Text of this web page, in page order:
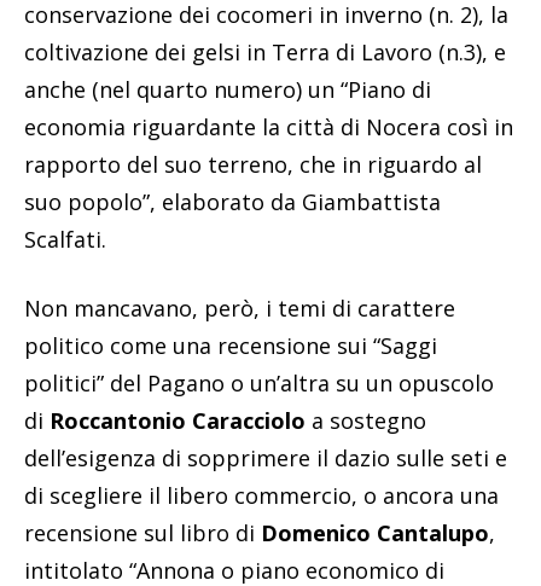
conservazione dei cocomeri in inverno (n. 2), la
coltivazione dei gelsi in Terra di Lavoro (n.3), e
anche (nel quarto numero) un “Piano di
economia riguardante la città di Nocera così in
rapporto del suo terreno, che in riguardo al
suo popolo”, elaborato da Giambattista
Scalfati.
Non mancavano, però, i temi di carattere
politico come una recensione sui “Saggi
politici” del Pagano o un’altra su un opuscolo
di Roccantonio Caracciolo a sostegno
dell’esigenza di sopprimere il dazio sulle seti e
di scegliere il libero commercio, o ancora una
recensione sul libro di Domenico Cantalupo,
intitolato “Annona o piano economico di